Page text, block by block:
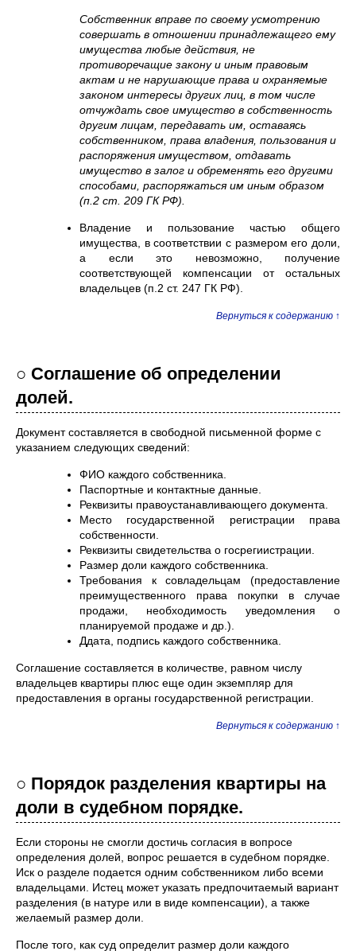
Собственник вправе по своему усмотрению
совершать в отношении принадлежащего ему
имущества любые действия, не
противоречащие закону и иным правовым
актам и не нарушающие права и охраняемые
законом интересы других лиц, в том числе
отчуждать свое имущество в собственность
другим лицам, передавать им, оставаясь
собственником, права владения, пользования и
распоряжения имуществом, отдавать
имущество в залог и обременять его другими
способами, распоряжаться им иным образом
(п.2 ст. 209 ГК РФ).
Владение и пользование частью общего
имущества, в соответствии с размером его доли,
а если это невозможно, получение
соответствующей компенсации от остальных
владельцев (п.2 ст. 247 ГК РФ).
Вернуться к содержанию ↑
○ Соглашение об определении
долей.
Документ составляется в свободной письменной форме с
указанием следующих сведений:
ФИО каждого собственника.
Паспортные и контактные данные.
Реквизиты правоустанавливающего документа.
Место государственной регистрации права
собственности.
Реквизиты свидетельства о госрегиистрации.
Размер доли каждого собственника.
Требования к совладельцам (предоставление
преимущественного права покупки в случае
продажи, необходимость уведомления о
планируемой продаже и др.).
Ддата, подпись каждого собственника.
Соглашение составляется в количестве, равном числу
владельцев квартиры плюс еще один экземпляр для
предоставления в органы государственной регистрации.
Вернуться к содержанию ↑
○ Порядок разделения квартиры на
доли в судебном порядке.
Если стороны не смогли достичь согласия в вопросе
определения долей, вопрос решается в судебном порядке.
Иск о разделе подается одним собственником либо всеми
владельцами. Истец может указать предпочитаемый вариант
разделения (в натуре или в виде компенсации), а также
желаемый размер доли.
После того, как суд определит размер доли каждого